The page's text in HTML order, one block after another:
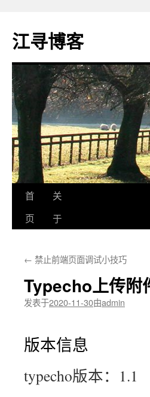
江寻博客
跳
文
首
页
关
于
← 禁止前端页面调试小技巧
Typecho上传附
发表于2020-11-30由admin
版本信息
typecho版本：1.1